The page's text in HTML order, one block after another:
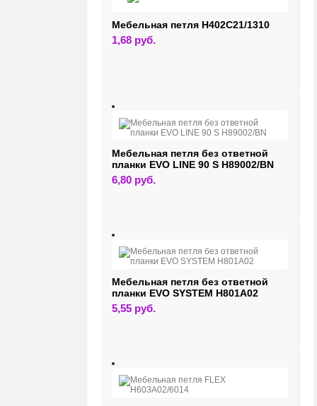
Мебельная петля H402C21/1310
1,68 руб.
Мебельная петля без ответной
планки EVO LINE 90 S H89002/BN
6,80 руб.
Мебельная петля без ответной
планки EVO SYSTEM H801A02
5,55 руб.